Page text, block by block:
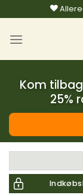
til
indhold
Kom
25%